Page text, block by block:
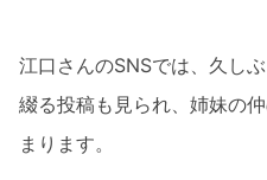
江口さんのSNSでは、久し
綴る投稿も見られ、姉妹の
まります。